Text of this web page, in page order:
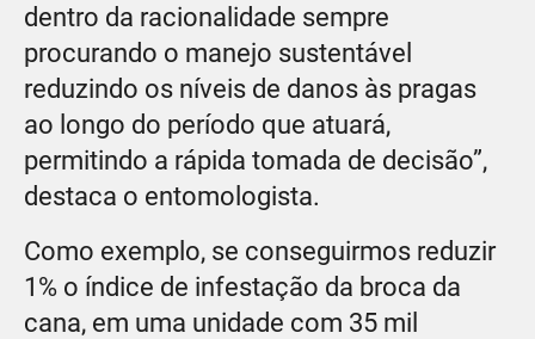
dentro da racionalidade sempre
procurando o manejo sustentável
reduzindo os níveis de danos às pragas
ao longo do período que atuará,
permitindo a rápida tomada de decisão”,
destaca o entomologista.
Como exemplo, se conseguirmos reduzir
1% o índice de infestação da broca da
cana, em uma unidade com 35 mil